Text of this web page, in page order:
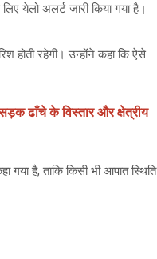
येलो अलर्ट जारी किया गया है।
होती रहेगी। उन्होंने कहा कि ऐसे
ढाँचे के विस्तार और क्षेत्रीय
है, ताकि किसी भी आपात स्थिति